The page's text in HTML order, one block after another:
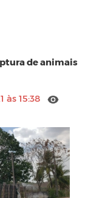
de animais
às 15:38